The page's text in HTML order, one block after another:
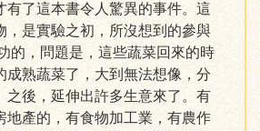
有了這本書令人驚異的事件。這
，是實驗之初，所沒想到的參與
的，問題是，這些蔬菜回來的時
成熟蔬菜了，大到無法想像，分
之後，延伸出許多生意來了。有
地產的，有食物加工業，有農作